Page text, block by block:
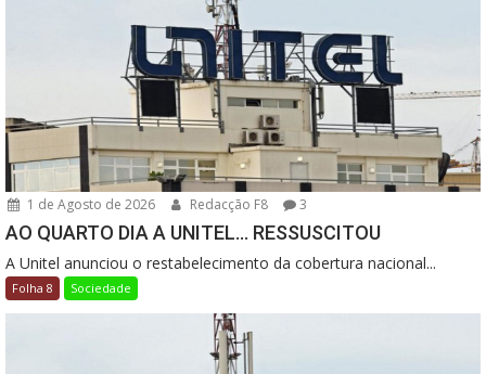
1 de Agosto de 2026 Redacção F8 3
AO QUARTO DIA A UNITEL… RESSUSCITOU
A Unitel anunciou o restabelecimento da cobertura nacional...
Folha 8 Sociedade